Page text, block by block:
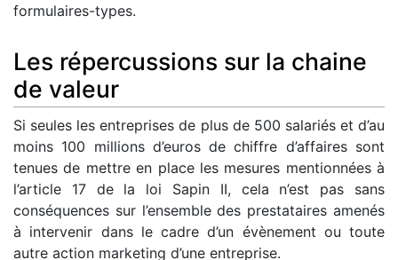
formulaires-types.
Les répercussions sur la chaine
de valeur
Si seules les entreprises de plus de 500 salariés et d’au
moins 100 millions d’euros de chiffre d’affaires sont
tenues de mettre en place les mesures mentionnées à
l’article 17 de la loi Sapin II, cela n’est pas sans
conséquences sur l’ensemble des prestataires amenés
à intervenir dans le cadre d’un évènement ou toute
autre action marketing d’une entreprise.